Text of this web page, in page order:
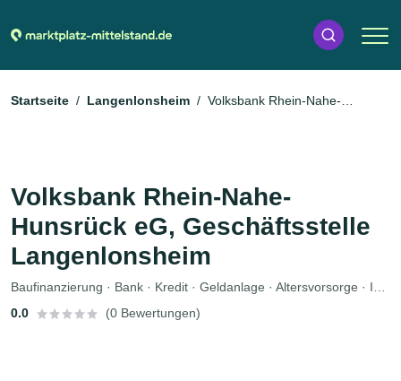
Startseite Langenlonsheim
Volksbank Rhein-Nahe-
Volksbank Rhein-Nahe-
Hunsrück eG, Geschäftsstelle
Langenlonsheim
0.0
(0 Bewertungen)